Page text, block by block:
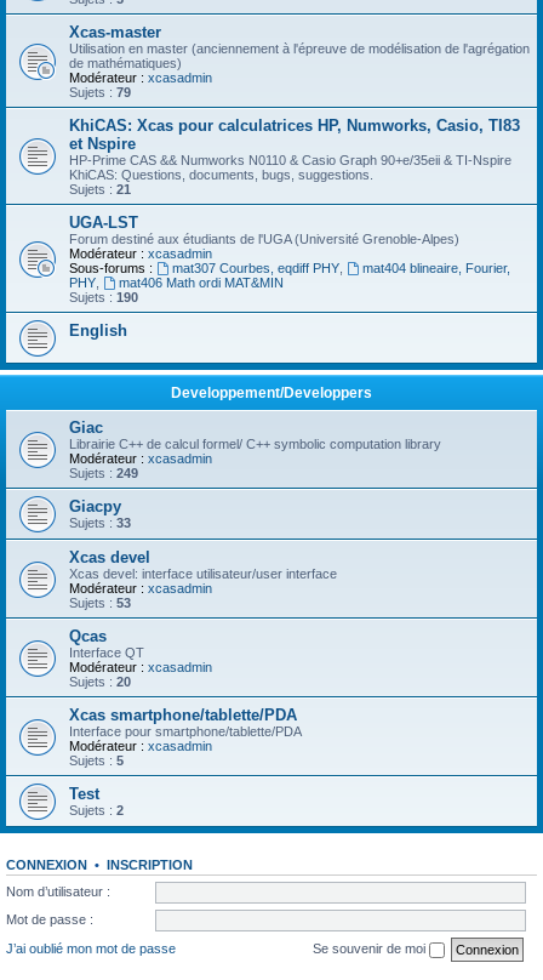
Xcas-master
Utilisation en master (anciennement à l'épreuve de modélisation de l'agrégation
de mathématiques)
Modérateur : xcasadmin
Sujets : 79
KhiCAS: Xcas pour calculatrices HP, Numworks, Casio, TI83
et Nspire
HP-Prime CAS && Numworks N0110 & Casio Graph 90+e/35eii & TI-Nspire
KhiCAS: Questions, documents, bugs, suggestions.
Sujets : 21
UGA-LST
Forum destiné aux étudiants de l'UGA (Université Grenoble-Alpes)
Modérateur : xcasadmin
Sous-forums :
mat307 Courbes, eqdiff PHY,
mat404 blineaire, Fourier,
PHY
mat406 Math ordi MAT&MIN
Sujets : 190
English
Developpement/Developpers
Giac
Librairie C++ de calcul formel/ C++ symbolic computation library
Modérateur : xcasadmin
Sujets : 249
Giacpy
Sujets : 33
Xcas devel
Xcas devel: interface utilisateur/user interface
Modérateur : xcasadmin
Sujets : 53
Qcas
Interface QT
Modérateur : xcasadmin
Sujets : 20
Xcas smartphone/tablette/PDA
Interface pour smartphone/tablette/PDA
Modérateur : xcasadmin
Sujets : 5
Test
Sujets : 2
CONNEXION • INSCRIPTION
Nom d’utilisateur :
Mot de passe :
J’ai oublié mon mot de passe
Se souvenir de moi